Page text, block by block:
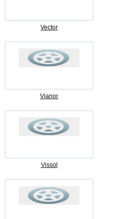
Vector
Vianor
Vissol